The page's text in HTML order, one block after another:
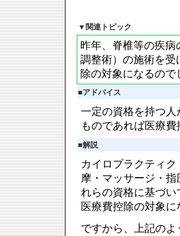
▼ 関連トピック
昨年、脊椎等の疾
調整術）の施術を
除の対象になるので
■アドバイス
一定の資格を持つ
ものであれば医療
■解説
カイロプラクティ
摩・マッサージ・
れらの資格に基づ
医療費控除の対象
ですから、上記の